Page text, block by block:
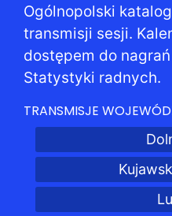
Ogólnopolski
transmisji sesji.
dostępem do
Statystyki radnych.
TRANSMISJE